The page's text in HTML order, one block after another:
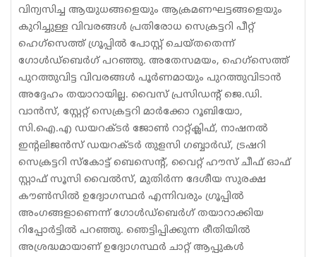
വിന്യസിച്ച ആയുധങ്ങളെയും ആക്രമണഘട്ടങ്ങളെയും
കുറിച്ചുള്ള വിവരങ്ങൾ പ്രതിരോധ സെക്രട്ടറി പീറ്റ്
ഹെഗ്‌സെത്ത് ഗ്രൂപ്പിൽ പോസ്റ്റ് ചെയ്തതെന്ന്
ഗോൾഡ്ബെർഗ് പറഞ്ഞു. അതേസമയം, ഹെഗ്‌സെത്ത്
പുറത്തുവിട്ട വിവരങ്ങൾ പൂർണമായും പുറത്തുവിടാൻ
അദ്ദേഹം തയാറായില്ല. വൈസ് പ്രസിഡന്റ് ജെ.ഡി.
വാൻസ്, സ്റ്റേറ്റ് സെക്രട്ടറി മാർക്കോ റൂബിയോ,
സി.ഐ.എ ഡയറക്ടർ ജോൺ റാറ്റ്ക്ലിഫ്, നാഷനൽ
ഇന്റലിജൻസ് ഡയറക്ടർ തുളസി ഗബ്ബാർഡ്, ട്രഷറി
സെക്രട്ടറി സ്കോട്ട് ബെസെന്റ്, വൈറ്റ് ഹൗസ് ചീഫ് ഓഫ്
സ്റ്റാഫ് സൂസി വൈൽസ്, മുതിർന്ന ദേശീയ സുരക്ഷ
കൗൺസിൽ ഉദ്യോഗസ്ഥർ എന്നിവരും ഗ്രൂപ്പിൽ
അംഗങ്ങളാണെന്ന് ഗോൾഡ്ബെർഗ് തയാറാക്കിയ
റിപ്പോർട്ടിൽ പറഞ്ഞു. ഞെട്ടിപ്പിക്കുന്ന രീതിയിൽ
അശ്രദ്ധമായാണ് ഉദ്യോഗസ്ഥർ ചാറ്റ് ആപ്പുകൾ